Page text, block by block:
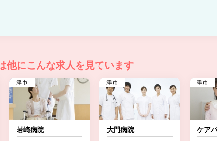
他にこんな求人を見ています
津市
岩崎病院
津市
大門病院
津市
ケア